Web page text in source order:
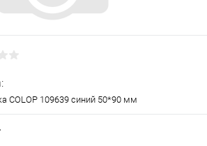
COLOP 109639 синий 50*90 мм